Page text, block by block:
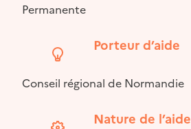
Permanente
Porteur d’aide
Conseil régional de Normandie
Nature de l’aide